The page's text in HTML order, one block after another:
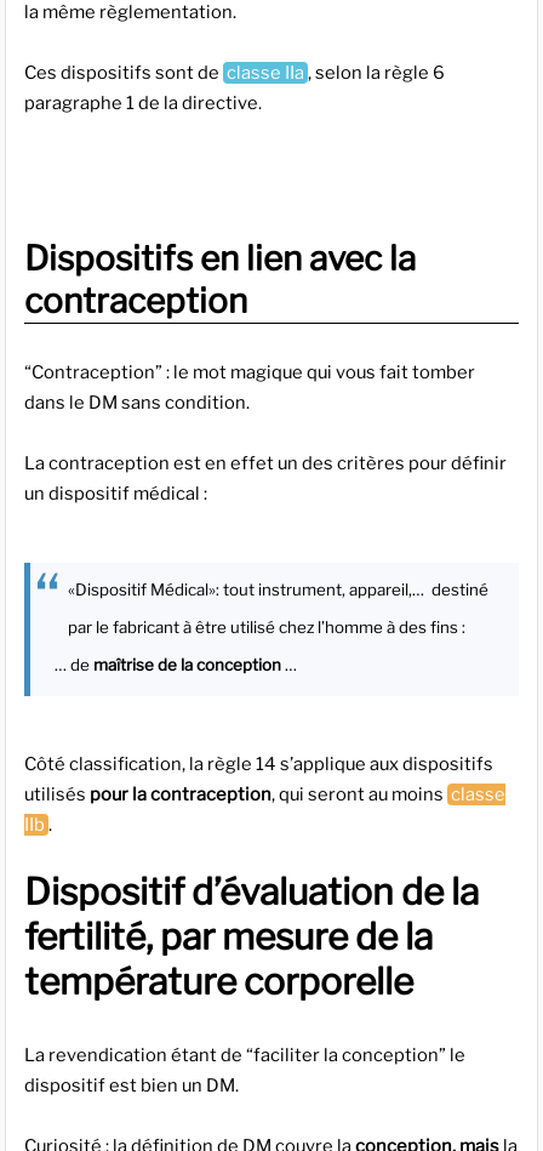
la même règlementation.
Ces dispositifs sont de classe IIa , selon la règle 6
paragraphe 1 de la directive.
Dispositifs en lien avec la
contraception
“Contraception” : le mot magique qui vous fait tomber
dans le DM sans condition.
La contraception est en effet un des critères pour définir
un dispositif médical :
«Dispositif Médical»: tout instrument, appareil,… destiné
par le fabricant à être utilisé chez l’homme à des fins :
… de maîtrise de la conception…
Côté classification, la règle 14 s’applique aux dispositifs
utilisés pour la contraception, qui seront au moins classe
IIb .
Dispositif d’évaluation de la
fertilité, par mesure de la
température corporelle
La revendication étant de “faciliter la conception” le
dispositif est bien un DM.
Curiosité : la définition de DM couvre la conception, maisla